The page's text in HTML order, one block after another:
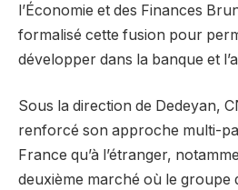
l’Économie et des Finances
formalisé cette fusion pour
développer dans la banque et
Sous la direction de Dedeyan,
renforcé son approche multi-
France qu’à l’étranger,
deuxième marché où le groupe